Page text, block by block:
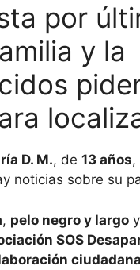
por
y la
D. M., de 13 años,
noticias sobre su
, pelo negro y largo y
SOS
ciudadana